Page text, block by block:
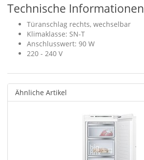
Technische Informationen
Türanschlag rechts, wechselbar
Klimaklasse: SN-T
Anschlusswert: 90 W
220 - 240 V
Ähnliche Artikel